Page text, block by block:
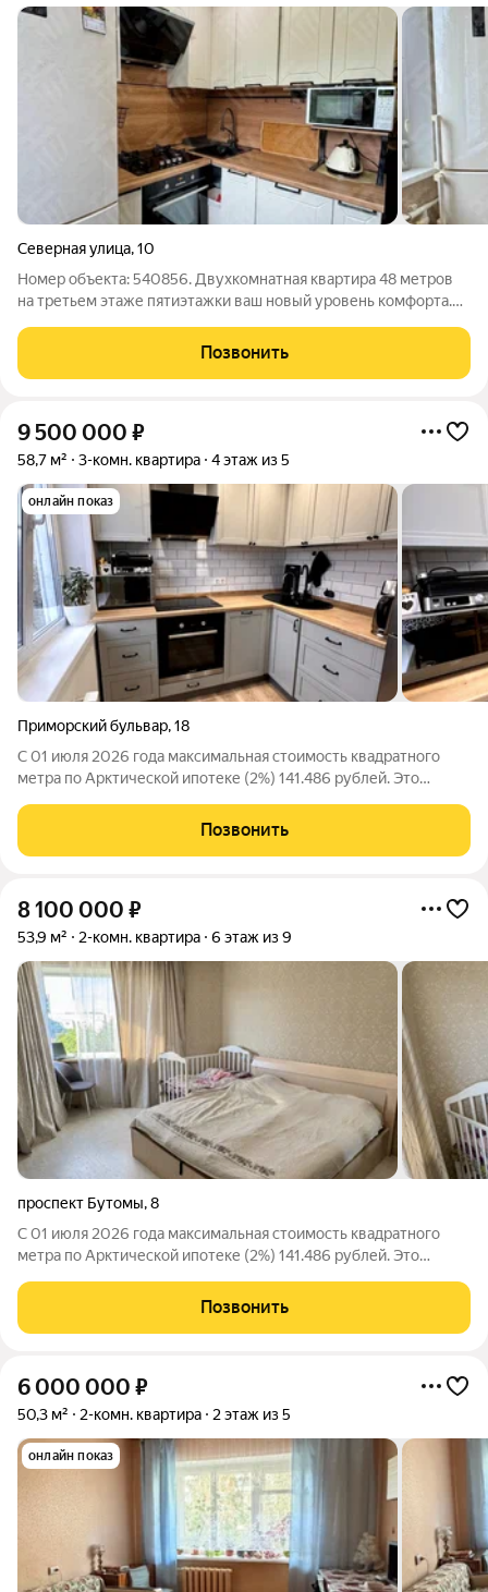
Северная улица,10
Номер объекта: 540856. Двухкомнатная квартира 48 метров
на третьем этаже пятиэтажки ваш новый уровень комфорта.
избавляя от лишних трат и хлопот. Это редкое предложение на
вторичном рынке, где
Позвонить
9 500 000 ₽
58,7 м² 3-комн. квартира 4 этаж из 5
онлайн показ
Приморский бульвар,18
С 01 июля 2026 года максимальная стоимость квадратного
метра по Арктической ипотеке (2%) 141.486 рублей. Это
Спешите пока цены вслед не выросли! Мы агентство Ваш дом!
Профессионально подбираем
Позвонить
8 100 000 ₽
53,9 м² 2-комн. квартира 6 этаж из 9
проспект Бутомы,8
С 01 июля 2026 года максимальная стоимость квадратного
метра по Арктической ипотеке (2%) 141.486 рублей. Это
Спешите пока цены вслед не выросли! Мы агентство Ваш дом!
Профессионально подбираем
Позвонить
6 000 000 ₽
50,3 м² 2-комн. квартира 2 этаж из 5
онлайн показ